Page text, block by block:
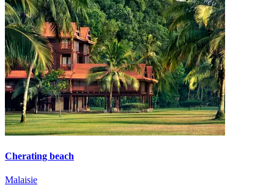
Cherating beach
Malaisie